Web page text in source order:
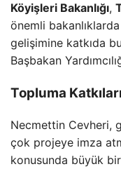
Köyişleri Bakanlığı,
önemli
gelişimine katkıda
Başbakan
Topluma Katkıları
Necmettin Cevheri,
çok projeye imza
konusunda büyük